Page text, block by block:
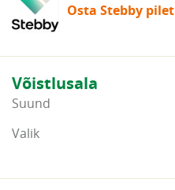
Osta Stebby pilet
Võistlusala
Suund
Valik